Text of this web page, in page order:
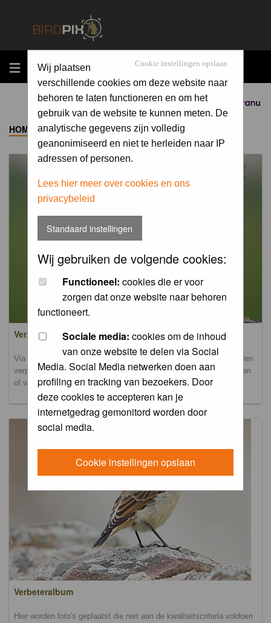
MENU
Sponsored by
Cookie instellingen opslaan
Wij plaatsen
verschillende cookies om deze website naar
behoren te laten functioneren en om het
gebruik van de website te kunnen meten. De
analytische gegevens zijn volledig
geanonimiseerd en niet te herleiden naar IP
adressen of personen.
Lees hier meer over cookies en ons
privacybeleid
Standaard instellingen
Wij gebruiken de volgende cookies:
Functioneel: cookies die er voor
zorgen dat onze website naar behoren
functioneert.
Sociale media: cookies om de inhoud
van onze website te delen via Social
Media. Social Media netwerken doen aan
profiling en tracking van bezoekers. Door
deze cookies te accepteren kan je
internetgedrag gemonitord worden door
social media.
Cookie instellingen opslaan
HOME ->ALBUM
Verzamel- en uploadalbum
Via dit album kun je foto's uploaden. Onderscheidende foto's worden
verplaatst naar de database-albums. Andere foto's blijven hier staan
of worden verplaatst naar het verbeteralbum.
Verbeteralbum
Hier worden foto's geplaatst die niet aan de kwaliteitscriteria voldoen